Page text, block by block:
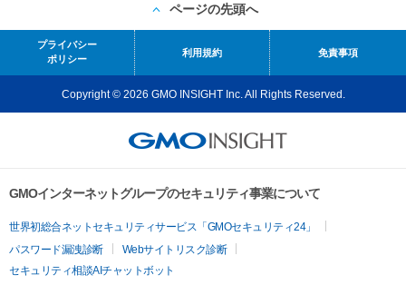
ページの先頭へ
プライバシー
ポリシー
利用規約 免責事項
Copyright © 2026 GMO INSIGHT Inc. All Rights Reserved.
GMOインターネットグループのセキュリティ事業について
世界初総合ネットセキュリティサービス「GMOセキュリティ24」
パスワード漏洩診断
Webサイトリスク診断
セキュリティ相談AIチャットボット